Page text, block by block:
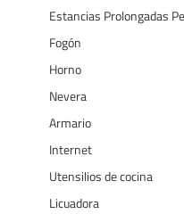
Estancias Prolongadas
Fogón
Horno
Nevera
Armario
Internet
Utensilios de cocina
Licuadora